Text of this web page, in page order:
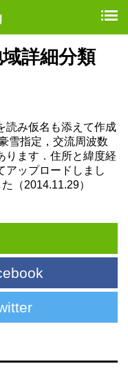
詳細分類
読み仮名も添えて作成
雪指定，交流周波数
ります．住所と緯度経
アップロードしまし
（2014.11.29）